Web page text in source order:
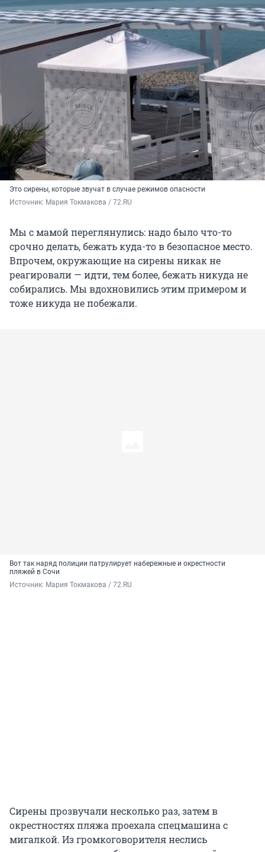
Это сирены, которые звучат в случае режимов опасности
Источник: Мария Токмакова / 72.RU
Мы с мамой переглянулись: надо было что-то
срочно делать, бежать куда-то в безопасное место.
Впрочем, окружающие на сирены никак не
реагировали — идти, тем более, бежать никуда не
собирались. Мы вдохновились этим примером и
тоже никуда не побежали.
Вот так наряд полиции патрулирует набережные и окрестности
пляжей в Сочи
Источник: Мария Токмакова / 72.RU
Сирены прозвучали несколько раз, затем в
окрестностях пляжа проехала спецмашина с
мигалкой. Из громкоговорителя неслись